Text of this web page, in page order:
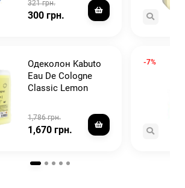
321 грн.
300 грн.
Одеколон Kabuto
Eau De Cologne
Classic Lemon
1,786 грн.
1,670 грн.
-7%